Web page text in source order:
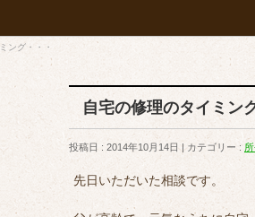
ング・・・
自宅の修理のタイミン
投稿日 : 2014年10月14日 カテゴリー :
先日いただいた相談です。